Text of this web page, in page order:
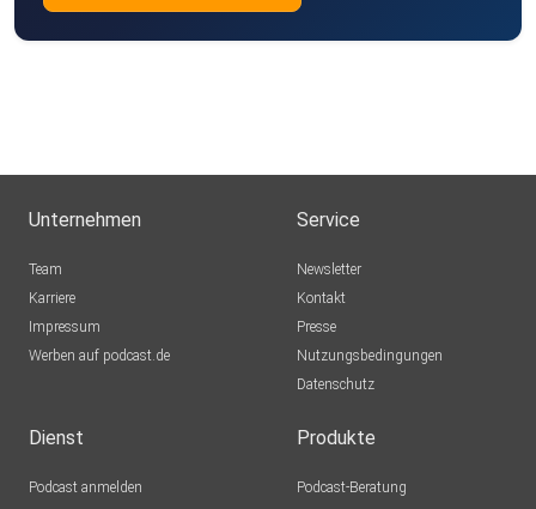
Unternehmen
Team
Karriere
Impressum
Werben auf podcast.de
Service
Newsletter
Kontakt
Presse
Nutzungsbedingungen
Datenschutz
Dienst
Podcast anmelden
Produkte
Podcast-Beratung